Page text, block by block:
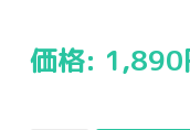
価格: 1,890